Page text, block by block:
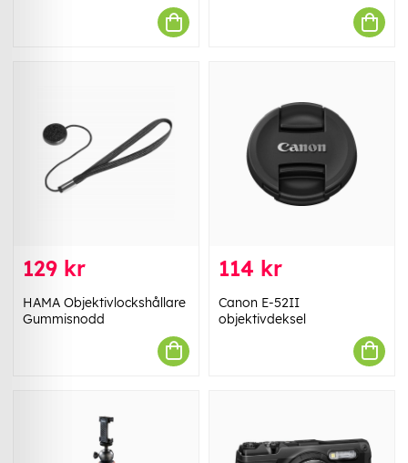
129 kr
HAMA Objektivlockshållare
Gummisnodd
114 kr
Canon E-52II
objektivdeksel